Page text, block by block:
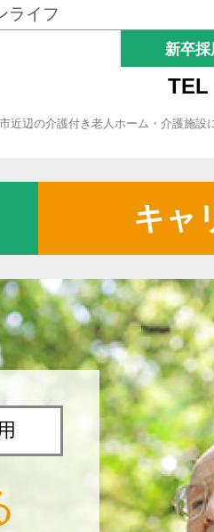
ライフ
新卒
TEL
辺の介護付き老人ホーム・介護施
キャ